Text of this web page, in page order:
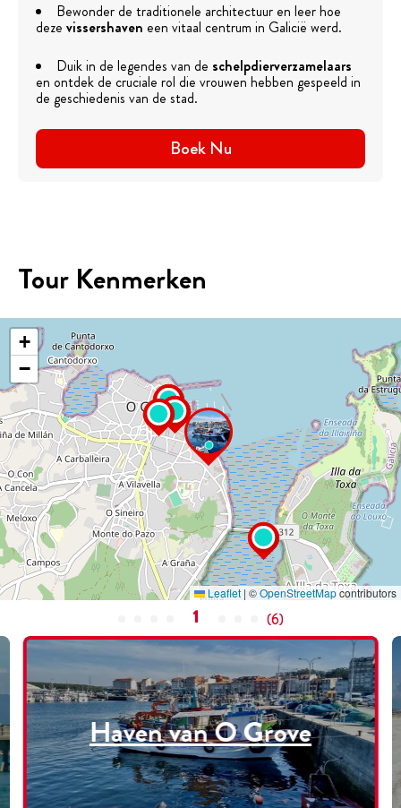
Bewonder de traditionele architectuur en leer hoe
deze vissershaven een vitaal centrum in Galicië werd.
Duik in de legendes van de schelpdierverzamelaars
en ontdek de cruciale rol die vrouwen hebben gespeeld in
de geschiedenis van de stad.
Boek Nu
Tour Kenmerken
+
−
Leaflet | ©OpenStreetMapcontributors
1 (6)
Haven van O Grove